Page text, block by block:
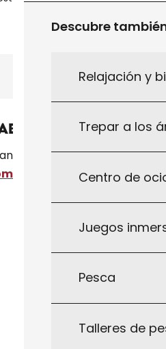
Descubre
Relajación y
Trepar a los
Centro de
Juegos
Pesca
Talleres de
des bois
46300 Gourdon
llegar